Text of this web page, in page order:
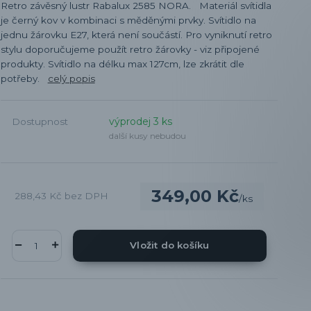
Retro závěsný lustr Rabalux 2585 NORA. Materiál svítidla
je černý kov v kombinaci s měděnými prvky. Svítidlo na
jednu žárovku E27, která není součástí. Pro vyniknutí retro
stylu doporučujeme použít retro žárovky - viz připojené
produkty. Svítidlo na délku max 127cm, lze zkrátit dle
potřeby. celý popis
Dostupnost výprodej 3 ks
další kusy nebudou
349,00 Kč/ks
288,43 Kč bez DPH
Vložit do košíku